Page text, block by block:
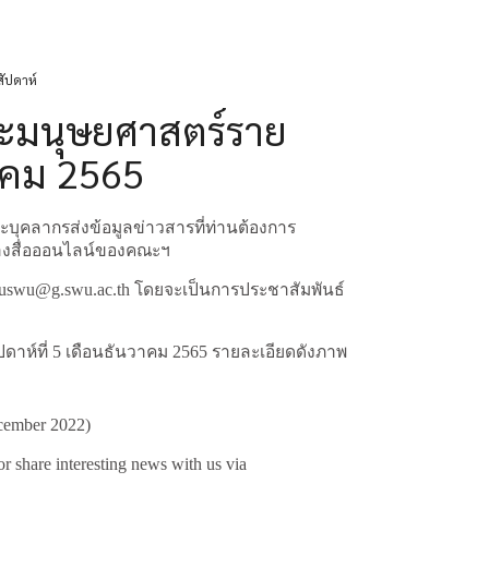
ปดาห์
นุษยศาสตร์ราย
ม 2565
ากรส่งข้อมูลข่าวสารที่ท่านต้องการ
สื่อออนไลน์ของคณะฯ
โดยจะเป็นการประชาสัมพันธ์
5 เดือนธันวาคม 2565 รายละเอียดดังภาพ
2022)
share interesting news with us via